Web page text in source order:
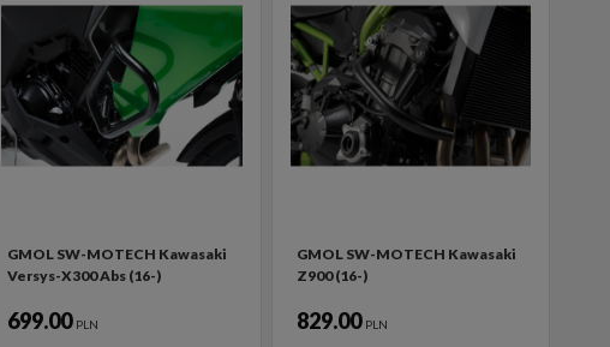
GMOL SW-MOTECH Kawasaki
Versys-X300 Abs (16-)
699.00 PLN
GMOL SW-MOTECH Kawasaki
Z900 (16-)
829.00 PLN